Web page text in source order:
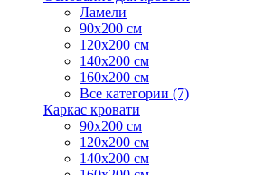
Ламели
90х200 см
120х200 см
140х200 см
160х200 см
Все категории (7)
Каркас кровати
90х200 см
120х200 см
140х200 см